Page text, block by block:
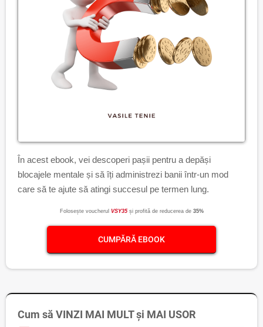
În acest ebook, vei descoperi pașii pentru a depăși
blocajele mentale și să îți administrezi banii într-un mod
care să te ajute să atingi succesul pe termen lung.
Folosește voucherul VSY35 și profită de reducerea de 35%
CUMPĂRĂ EBOOK
Cum să VINZI MAI MULT și MAI USOR